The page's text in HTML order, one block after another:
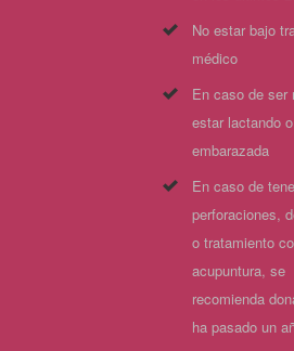
No estar bajo
médico
En caso de ser
estar lactando o
embarazada
En caso de
perforaciones,
o tratamiento
acupuntura, se
recomienda
ha pasado un